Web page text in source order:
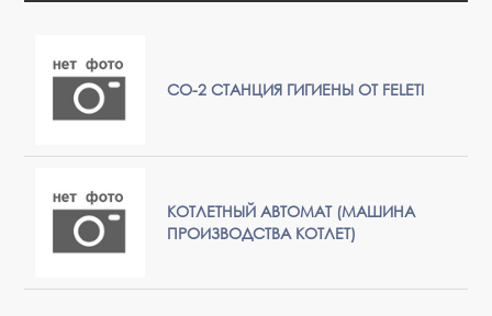
СО-2 СТАНЦИЯ ГИГИЕНЫ ОТ FELETI
КОТЛЕТНЫЙ АВТОМАТ (МАШИНА
ПРОИЗВОДСТВА КОТЛЕТ)